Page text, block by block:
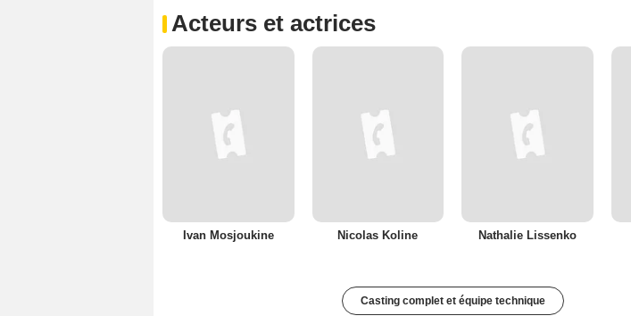
Acteurs et actrices
Ivan Mosjoukine Nicolas Koline Nathalie Lissenko
Casting complet et équipe technique